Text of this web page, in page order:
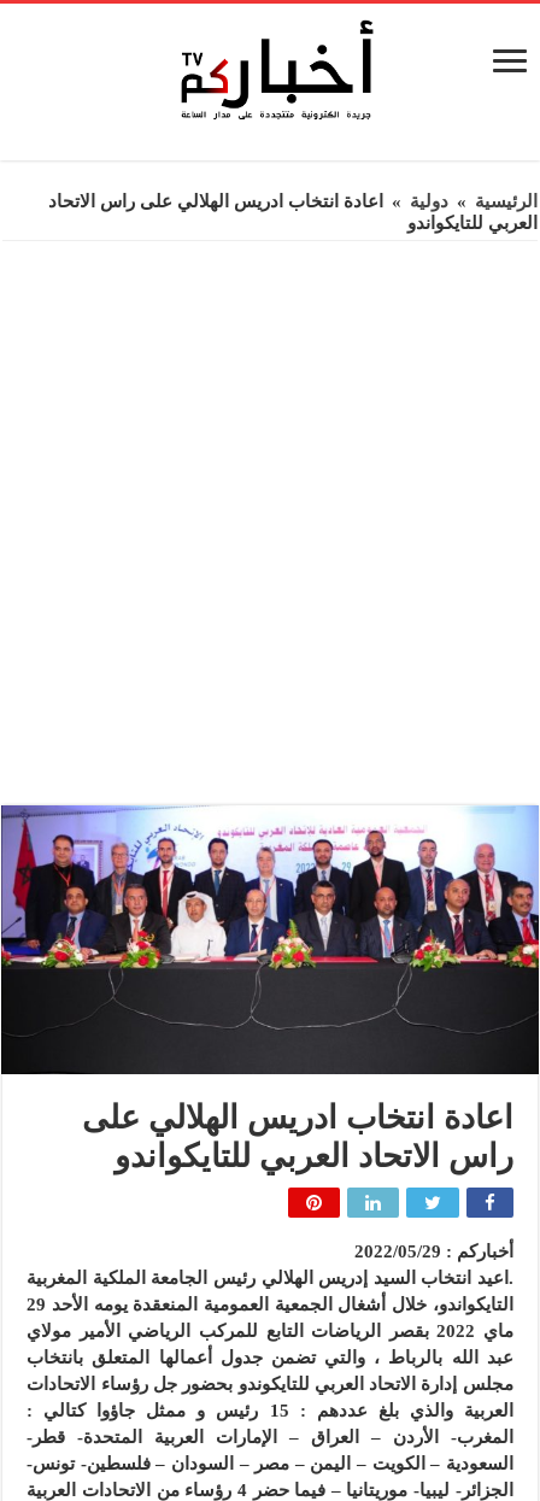
الرئيسية » دولية »
اعادة انتخاب ادريس الهلالي على راس الاتحاد
العربي للتايكواندو
اعادة انتخاب ادريس الهلالي على
راس الاتحاد العربي للتايكواندو
أخباركم : 2022/05/29
.اعيد انتخاب السيد إدريس الهلالي رئيس الجامعة الملكية المغربية
التايكواندو، خلال أشغال الجمعية العمومية المنعقدة يومه الأحد 29
ماي 2022 بقصر الرياضات التابع للمركب الرياضي الأمير مولاي
عبد الله بالرباط ، والتي تضمن جدول أعمالها المتعلق بانتخاب
مجلس إدارة الاتحاد العربي للتايكوندو بحضور جل رؤساء الاتحادات
العربية والذي بلغ عددهم : 15 رئيس و ممثل جاؤوا كتالي :
المغرب- الأردن – العراق – الإمارات العربية المتحدة- قطر-
السعودية – الكويت – اليمن – مصر – السودان – فلسطين- تونس-
الجزائر- ليبيا- موريتانيا – فيما حضر 4 رؤساء من الاتحادات العربية